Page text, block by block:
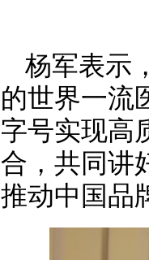
杨军表示
的世界一流
字号实现高
合，共同讲
推动中国品